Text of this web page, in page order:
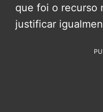
que foi o recurso
justificar